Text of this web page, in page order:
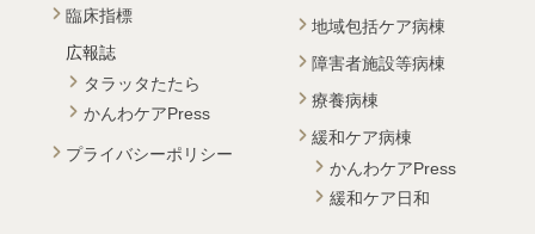
臨床指標
広報誌
タラッタたたら
かんわケアPress
プライバシーポリシー
地域包括ケア病棟
障害者施設等病棟
療養病棟
緩和ケア病棟
かんわケアPress
緩和ケア日和